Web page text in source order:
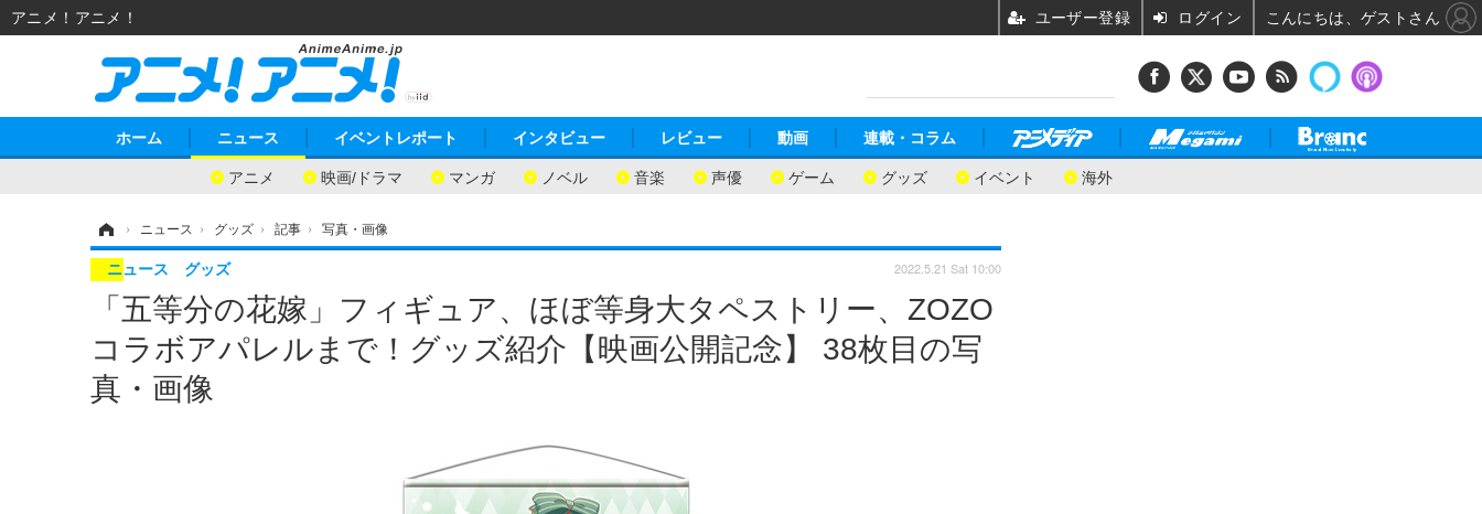
ホーム ニュース
アニメ 映画/ドラマ マンガ ノベル 音楽 声優 ゲーム グッズ イベント 海外
イベントレポート インタビュー レビュー 動画 連載・コラム
› ニュース › グッズ › 記事 › 写真・画像
「五等分の花嫁」フィギュア、ほぼ等身大タペストリー、ZOZO
コラボアパレルまで！グッズ紹介【映画公開記念】 38枚目の写
真・画像
ニュース グッズ 2022.5.21 Sat 10:00
アニメ！アニメ！ ユーザー登録 ログイン こんにちは、ゲストさん